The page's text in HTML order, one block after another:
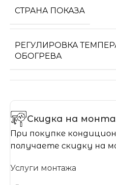
СТРАНА ПОКАЗА
РЕГУЛИРОВКА
ОБОГРЕВА
Скидка на
При покупке
получаете скидку на
Услуги монтажа